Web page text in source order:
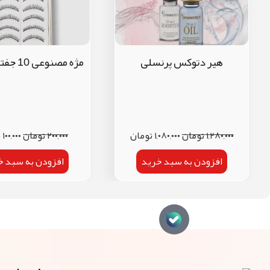
هیر دتوکس پرنسلی
۱,۲۸۰,۰۰۰تومان۱,۰۸۰,۰۰۰تومان
افزودن به سبد خرید
مژه مصنوعی 10 جفتی تایوانی
۲۰۰,۰۰۰تومان۱۰۰,۰۰۰
افزودن به سبد